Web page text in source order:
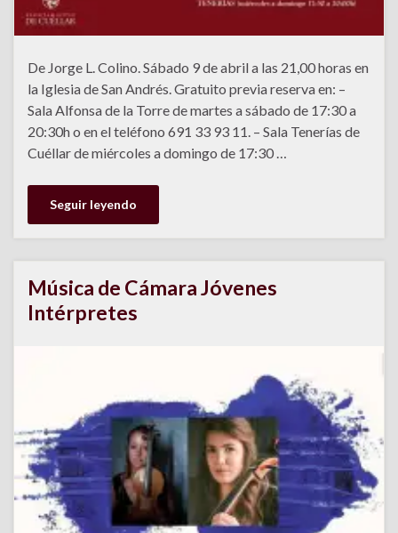
De Jorge L. Colino. Sábado 9 de abril a las 21,00 horas en
la Iglesia de San Andrés. Gratuito previa reserva en: –
Sala Alfonsa de la Torre de martes a sábado de 17:30 a
20:30h o en el teléfono 691 33 93 11. – Sala Tenerías de
Cuéllar de miércoles a domingo de 17:30 …
Seguir leyendo
Música de Cámara Jóvenes
Intérpretes